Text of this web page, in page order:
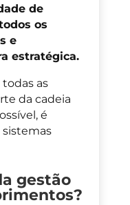
de
os
e
estratégica.
as
da cadeia
é
sistemas
gestão